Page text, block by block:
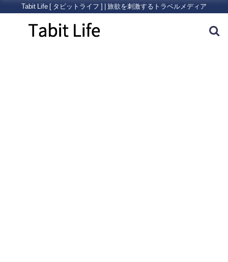
Tabit Life [ タビットライフ ] | 旅欲を刺激するトラベルメディア